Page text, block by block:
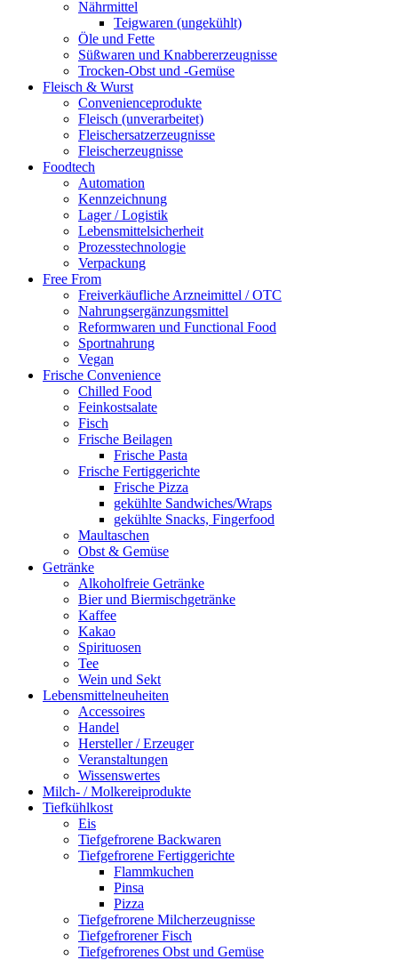
Nährmittel
Teigwaren (ungekühlt)
Öle und Fette
Süßwaren und Knabbererzeugnisse
Trocken-Obst und -Gemüse
Fleisch & Wurst
Convenienceprodukte
Fleisch (unverarbeitet)
Fleischersatzerzeugnisse
Fleischerzeugnisse
Foodtech
Automation
Kennzeichnung
Lager / Logistik
Lebensmittelsicherheit
Prozesstechnologie
Verpackung
Free From
Freiverkäufliche Arzneimittel / OTC
Nahrungsergänzungsmittel
Reformwaren und Functional Food
Sportnahrung
Vegan
Frische Convenience
Chilled Food
Feinkostsalate
Fisch
Frische Beilagen
Frische Pasta
Frische Fertiggerichte
Frische Pizza
gekühlte Sandwiches/Wraps
gekühlte Snacks, Fingerfood
Maultaschen
Obst & Gemüse
Getränke
Alkoholfreie Getränke
Bier und Biermischgetränke
Kaffee
Kakao
Spirituosen
Tee
Wein und Sekt
Lebensmittelneuheiten
Accessoires
Handel
Hersteller / Erzeuger
Veranstaltungen
Wissenswertes
Milch- / Molkereiprodukte
Tiefkühlkost
Eis
Tiefgefrorene Backwaren
Tiefgefrorene Fertiggerichte
Flammkuchen
Pinsa
Pizza
Tiefgefrorene Milcherzeugnisse
Tiefgefrorener Fisch
Tiefgefrorenes Obst und Gemüse